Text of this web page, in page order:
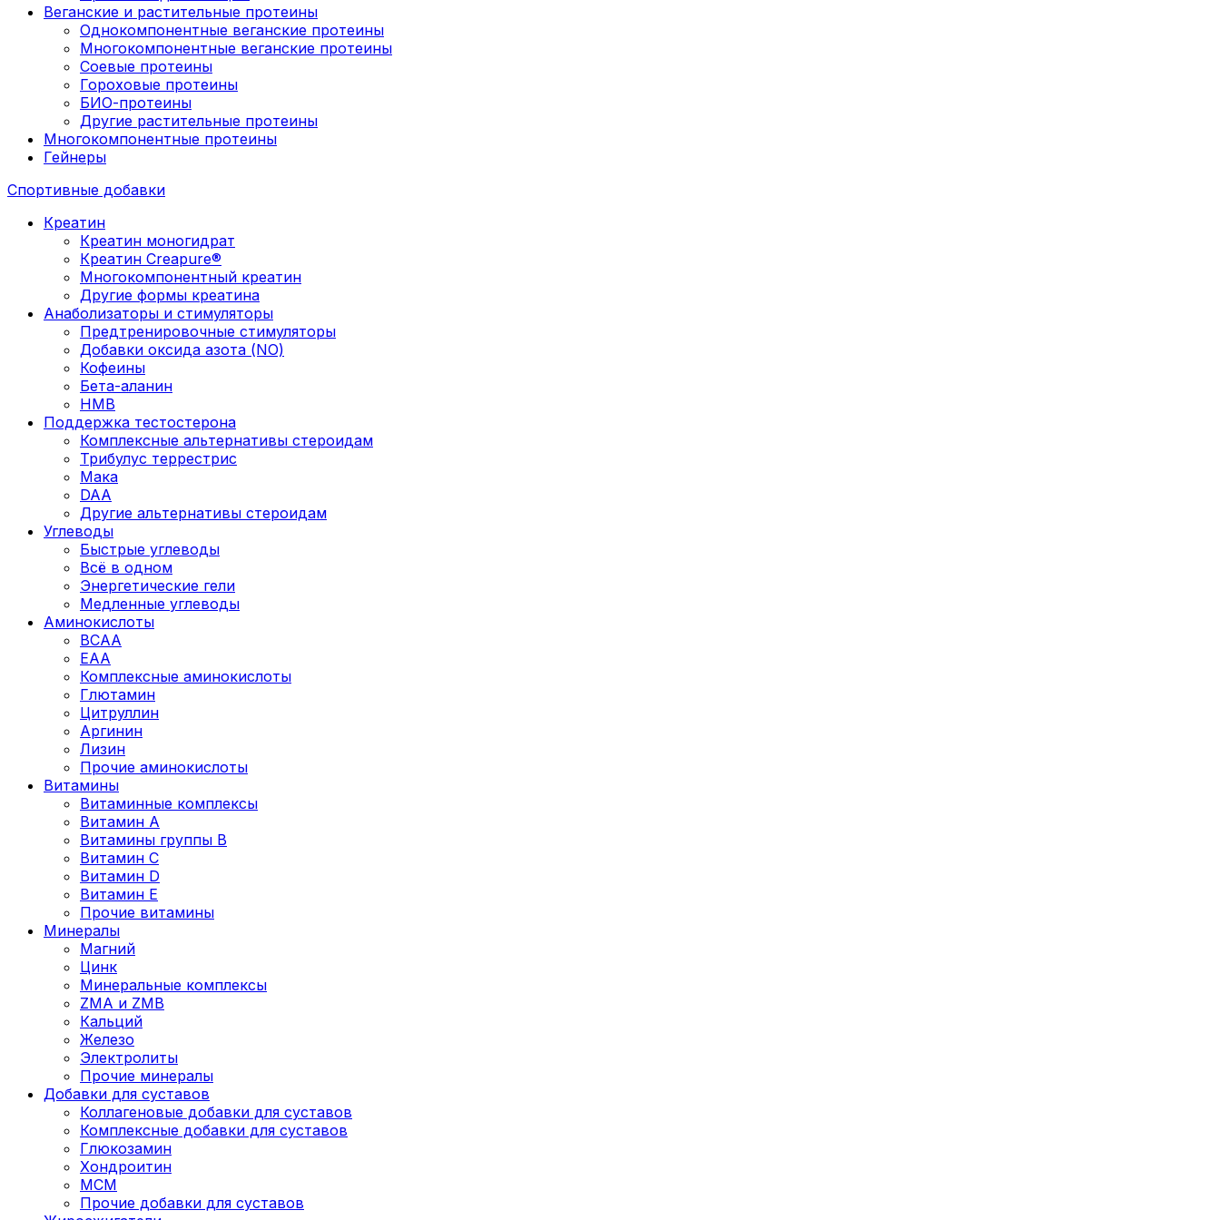
Веганские и растительные протеины
Однокомпонентные веганские протеины
Многокомпонентные веганские протеины
Соевые протеины
Гороховые протеины
БИО-протеины
Другие растительные протеины
Многокомпонентные протеины
Гейнеры
Спортивные добавки
Креатин
Креатин моногидрат
Креатин Creapure®
Многокомпонентный креатин
Другие формы креатина
Анаболизаторы и стимуляторы
Предтренировочные стимуляторы
Добавки оксида азота (NO)
Кофеины
Бета-аланин
HMB
Поддержка тестостерона
Комплексные альтернативы стероидам
Трибулус террестрис
Мака
DAA
Другие альтернативы стероидам
Углеводы
Быстрые углеводы
Всё в одном
Энергетические гели
Медленные углеводы
Аминокислоты
BCAA
EAA
Комплексные аминокислоты
Глютамин
Цитруллин
Аргинин
Лизин
Прочие аминокислоты
Витамины
Витаминные комплексы
Витамин А
Витамины группы В
Витамин C
Витамин D
Витамин Е
Прочие витамины
Минералы
Магний
Цинк
Минеральные комплексы
ZMA и ZMB
Кальций
Железо
Электролиты
Прочие минералы
Добавки для суставов
Коллагеновые добавки для суставов
Комплексные добавки для суставов
Глюкозамин
Хондроитин
MCM
Прочие добавки для суставов